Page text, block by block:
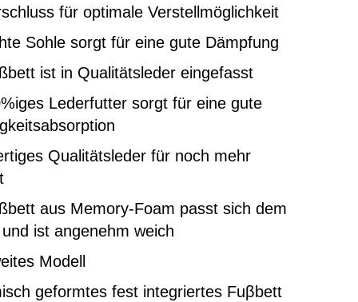
für optimale Verstellmöglichkeit
Sohle sorgt für eine gute Dämpfung
ist in Qualitätsleder eingefasst
Lederfutter sorgt für eine gute
Qualitätsleder für noch mehr
aus Memory-Foam passt sich dem
ist angenehm weich
Modell
geformtes fest integriertes Fuβbett